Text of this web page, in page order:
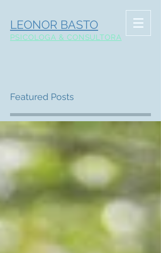
LEONOR BASTO
PSICOLOGA & CONSULTORA
Featured Posts